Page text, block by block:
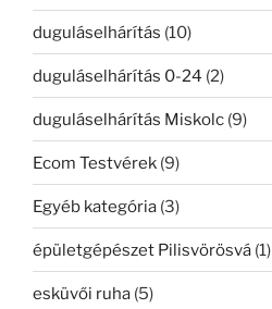
duguláselhárítás (10)
duguláselhárítás 0-24 (2)
duguláselhárítás Miskolc (9)
Ecom Testvérek (9)
Egyéb kategória (3)
épületgépészet Pilisvörösvá (1)
esküvői ruha (5)